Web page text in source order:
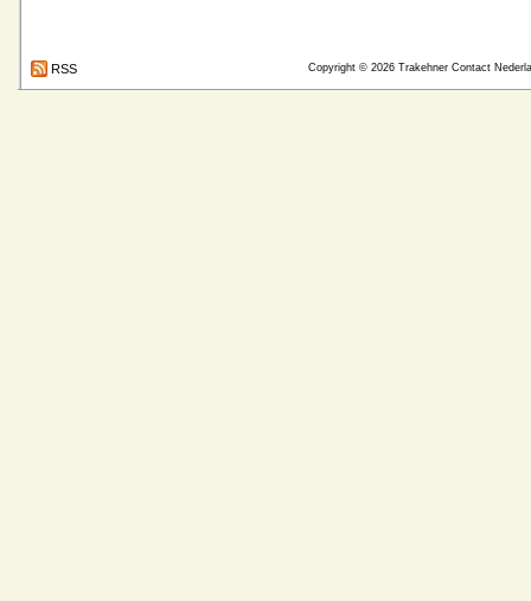
Copyright © 2026 Trakehner Contact
RSS